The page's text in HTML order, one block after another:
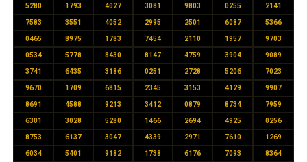
5280 1793 4027 3081 9803 0255 2141
7583 3551 4052 2995 2501 6087 5366
0465 8975 1783 7454 2110 1957 9703
0534 5778 8430 8147 4759 3904 9089
3741 6435 3186 0251 2728 5206 7023
9670 1709 6815 2345 3153 4129 9907
8691 4588 9213 3412 0879 8734 7959
6301 3028 5280 1466 2694 4925 0256
8753 6137 3047 4339 2971 7610 1269
6034 5401 9182 1738 6176 7093 8364